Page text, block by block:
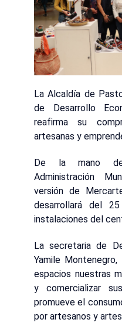
La Alcaldía de
de Desarrollo
reafirma su
artesanas y
De la mano
Administración
versión de
desarrollará del
instalaciones del
La secretaria de
Yamile
espacios nuestras
y comercializar
promueve el
por artesanos y